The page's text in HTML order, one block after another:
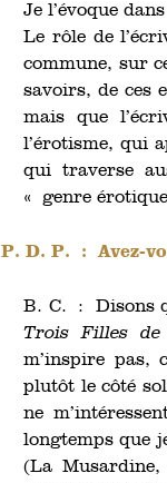
Je l’évoque
Le rôle de
commune, sur
savoirs, de ces
mais que
l’érotisme, qui
qui traverse
« genre
P. D. P. :Avez-
B. C. : Disons
Trois Filles de
m’inspire pas,
plutôt le côté
ne
longtemps que
(La